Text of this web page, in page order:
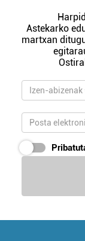
Astekarko
martxan